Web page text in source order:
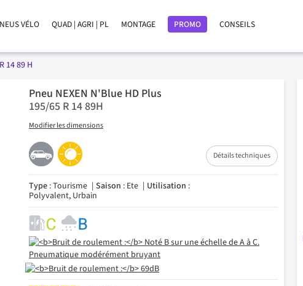
VÉLO QUAD | AGRI | PL MONTAGE PROMO CONSEILS
14 89 H
Pneu NEXEN N'Blue HD Plus
195/65 R 14 89H
Modifier les dimensions
Détails techniques
Type: Tourisme Saison : Ete Utilisation :
Polyvalent, Urbain